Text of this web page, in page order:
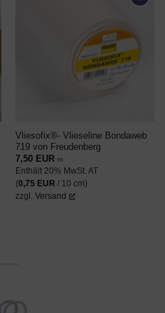
WUNSCHZETTEL
Vliesofix®- Vlieseline Bondaweb
719 von Freudenberg
7,50 EUR m
Enthält 20% MwSt. AT
(0,75 EUR / 10 cm)
zzgl. Versand